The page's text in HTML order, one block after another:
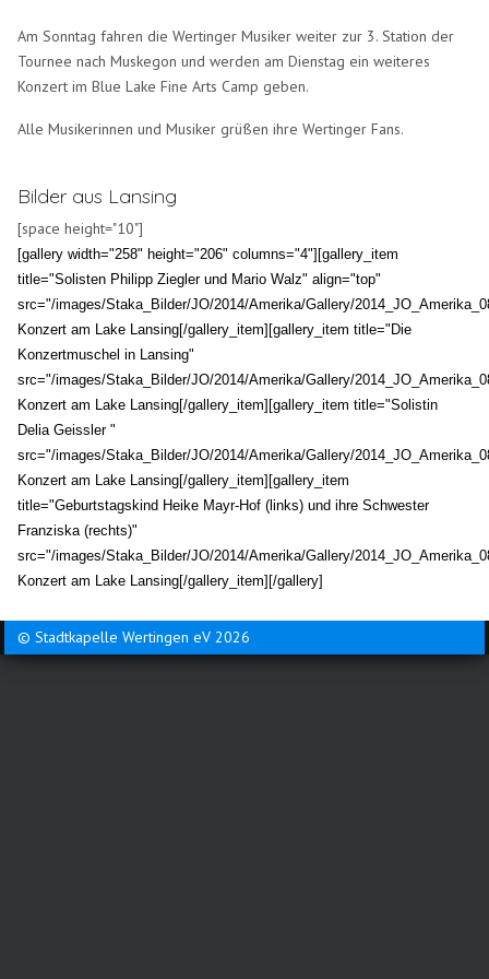
Am Sonntag fahren die Wertinger Musiker weiter zur 3. Station der
Tournee nach Muskegon und werden am Dienstag ein weiteres
Konzert im Blue Lake Fine Arts Camp geben.
Alle Musikerinnen und Musiker grüßen ihre Wertinger Fans.
Bilder aus Lansing
[space height="10"]
[gallery width="258" height="206" columns="4"][gallery_item
title="Solisten Philipp Ziegler und Mario Walz" align="top"
src="/images/Staka_Bilder/JO/2014/Amerika/Gallery/
Konzert am Lake Lansing[/gallery_item] [gallery_item title="Die
Konzertmuschel in Lansing"
src="/images/Staka_Bilder/JO/2014/Amerika/Gallery/
Konzertam Lake Lansing[/gallery_item] [gallery_item title="Solistin
Delia Geissler "
src="/images/Staka_Bilder/JO/2014/Amerika/Gallery/
Konzertam Lake Lansing[/gallery_item] [gallery_item
title="Geburtstagskind Heike Mayr-Hof (links) und ihre Schwester
Franziska (rechts)"
src="/images/Staka_Bilder/JO/2014/Amerika/Gallery/
Konzertam Lake Lansing[/gallery_item] [/gallery]
© Stadtkapelle Wertingen eV 2026